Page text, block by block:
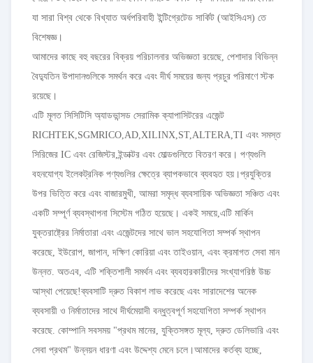
যা সারা বিশ্ব থেকে বিখ্যাত অর্ধপরিবাহী ইন্টিগ্রেটেড সার্কিট (আইসিএস) তে
বিশেষজ্ঞ।
আমাদের কাছে বহু বছরের বিক্রয় পরিচালনার অভিজ্ঞতা রয়েছে, পেশাদার বিভিন্ন
বৈদ্যুতিন উপাদানগুলিকে সমর্থন করে এবং দীর্ঘ সময়ের জন্য প্রচুর পরিমাণে স্টক
রয়েছে।
এটি মূলত সিসিটিসি অ্যাডভান্সড সেরামিক ক্যাপাসিটরের এজেন্ট
RICHTEK,SGMRICO,AD,XILINX,ST,ALTERA,TI এবং সমস্ত
সিরিজের IC এবং রেজিস্টর,ইন্ডাক্টর এবং মোল্ডগুলিতে বিতরণ করে। পণ্যগুলি
বহনযোগ্য ইলেকট্রনিক পণ্যগুলির ক্ষেত্রে ব্যাপকভাবে ব্যবহৃত হয়।প্রযুক্তির
উপর ভিত্তি করে এবং বাজারমুখী, আমরা সমৃদ্ধ ব্যবসায়িক অভিজ্ঞতা সঞ্চিত এবং
একটি সম্পূর্ণ ব্যবস্থাপনা সিস্টেম গঠিত হয়েছে। একই সময়ে,এটি মার্কিন
যুক্তরাষ্ট্রের নির্মাতারা এবং এজেন্টদের সাথে ভাল সহযোগিতা সম্পর্ক স্থাপন
করেছে, ইউরোপ, জাপান, দক্ষিণ কোরিয়া এবং তাইওয়ান, এবং ক্রমাগত সেবা মান
উন্নত. অতএব, এটি শক্তিশালী সমর্থন এবং ব্যবহারকারীদের সংখ্যাগরিষ্ঠ উচ্চ
আস্থা পেয়েছে!ব্যবসাটি দ্রুত বিকাশ লাভ করেছে এবং সারাদেশের অনেক
ব্যবসায়ী ও নির্মাতাদের সাথে দীর্ঘমেয়াদী বন্ধুত্বপূর্ণ সহযোগিতা সম্পর্ক স্থাপন
করেছে. কোম্পানি সবসময় "প্রথম মানের, যুক্তিসঙ্গত মূল্য, দ্রুত ডেলিভারি এবং
সেবা প্রথম" উন্নয়ন ধারণা এবং উদ্দেশ্য মেনে চলে।আমাদের কর্তব্য হচ্ছে,